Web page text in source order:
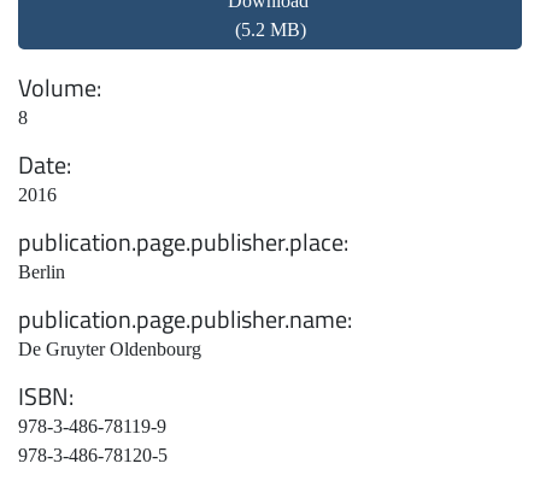
(5.2 MB)
Volume
8
Date
2016
publication.page.publisher.place
Berlin
publication.page.publisher.name
De Gruyter Oldenbourg
ISBN
978-3-486-78119-9
978-3-486-78120-5